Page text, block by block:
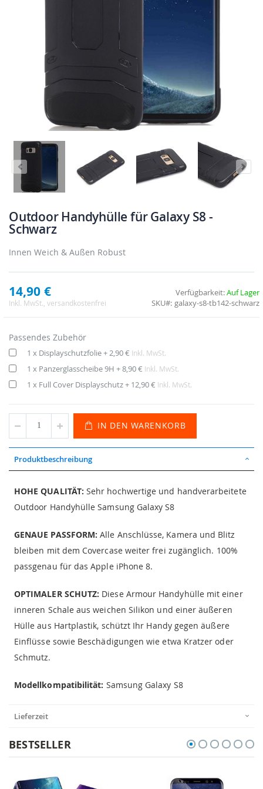
Outdoor Handyhülle für Galaxy S8 -
Schwarz
Innen Weich & Außen Robust
14,90 €
Inkl. MwSt. , versandkostenfrei
Verfügbarkeit:Auf Lager
SKU
galaxy-s8-tb142-schwarz
Passendes Zubehör
1 x Displayschutzfolie+ 2,90 € Inkl. MwSt.
1 x Panzerglasscheibe 9H +8,90 € Inkl. MwSt.
1 x Full Cover Displayschutz+ 12,90 € Inkl. MwSt.
IN DEN WARENKORB
Produktbeschreibung
HOHE QUALITÄT:Sehr hochwertige und handverarbeitete
Outdoor Handyhülle Samsung Galaxy S8
GENAUE PASSFORM:Alle Anschlüsse, Kamera und Blitz
bleiben mit dem Covercase weiter frei zugänglich. 100%
passgenau für das Apple iPhone 8.
OPTIMALER SCHUTZ: Diese Armour Handyhülle mit einer
inneren Schale aus weichen Silikon und einer äußeren
Hülle aus Hartplastik, schützt Ihr Handy gegen äußere
Einflüsse sowie Beschädigungen wie etwa Kratzer oder
Schmutz.
Modellkompatibilität: Samsung Galaxy S8
Lieferzeit
BESTSELLER